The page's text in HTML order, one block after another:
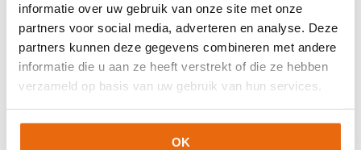
informatie over uw gebruik van onze site met onze
partners voor social media, adverteren en analyse. Deze
partners kunnen deze gegevens combineren met andere
informatie die u aan ze heeft verstrekt of die ze hebben
verzameld op basis van uw gebruik van hun services.
OK
SALE! -50%
Jako Power
Keeperstenue Zwart
€68,99 Oorspronkelijke
prijs
was:
€ 34,50Huidige
prijs
is:
Dit
SALE! -60%
Stanno Altius
Keeperstenue Oranje
Blauw
€86,95 Oorspronkelijke
prijs
was:
€34,78Huidige
prijs
is:
Dit